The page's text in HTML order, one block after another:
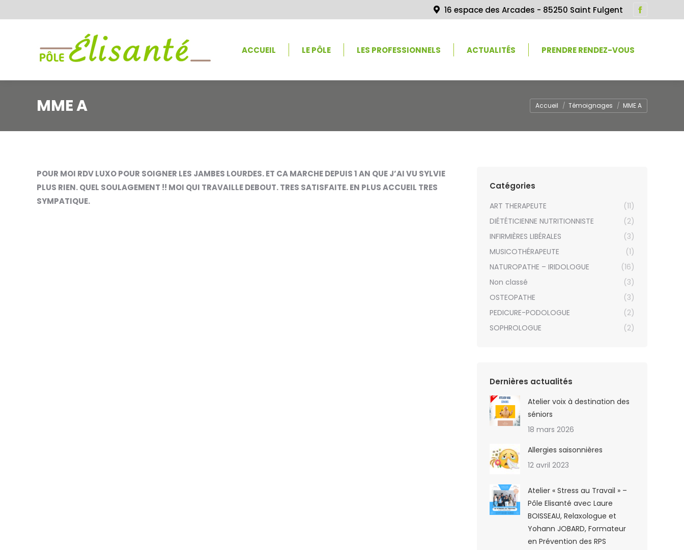
16 espace des Arcades - 85250 Saint Fulgent
Facebook
ACCUEIL LE PÔLE LES PROFESSIONNELS ACTUALITÉS PRENDRE RENDEZ-VOUS
MME A Vous êtes ici :
Accueil Témoignages MME A
POUR MOI RDV LUXO POUR SOIGNER LES JAMBES LOURDES. ET CA MARCHE DEPUIS 1 AN QUE J’AI VU SYLVIE
PLUS RIEN. QUEL SOULAGEMENT !! MOI QUI TRAVAILLE DEBOUT. TRES SATISFAITE. EN PLUS ACCUEIL TRES
SYMPATIQUE.
Catégories
ART THERAPEUTE
(11)
DIÉTÉTICIENNE NUTRITIONNISTE
(2)
INFIRMIÈRES LIBÉRALES
(3)
MUSICOTHÉRAPEUTE
(1)
NATUROPATHE – IRIDOLOGUE
(16)
Non classé
(3)
OSTEOPATHE
(3)
PEDICURE-PODOLOGUE
(2)
SOPHROLOGUE
(2)
Dernières actualités
Atelier voix à destination des
séniors
18 mars 2026
Allergies saisonnières
12 avril 2023
Atelier « Stress au Travail » –
Pôle Elisanté avec Laure
BOISSEAU, Relaxologue et
Yohann JOBARD, Formateur
en Prévention des RPS